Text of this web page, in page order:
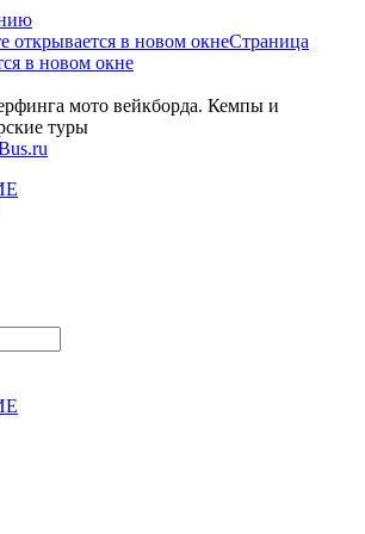
открывается в новом окнеСтраница
в новом окне
мото вейкборда. Кемпы и
туры